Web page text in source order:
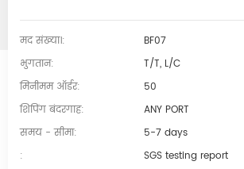
मद संख्या।:
BF07
भुगतान:
T/T, L/C
मिनीमम ऑर्डर:
50
शिपिंग बंदरगाह:
ANY PORT
समय - सीमा:
5-7 days
:
SGS testing report